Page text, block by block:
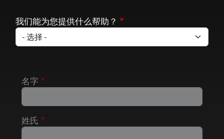
我们能为您提供什么帮助？
名字
姓氏